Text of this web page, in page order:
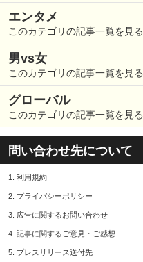
エンタメ
このカテゴリの記事一覧を見る
男vs女
このカテゴリの記事一覧を見る
グローバル
このカテゴリの記事一覧を見る
問い合わせ先について
1. 利用規約
2. プライバシーポリシー
3. 広告に関するお問い合わせ
4. 記事に関するご意見・ご感想
5. プレスリリース送付先